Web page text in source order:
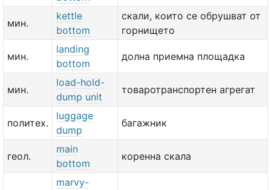
мин.
kettle
bottom
скали, които се обрушват от
горнището
мин.
landing
bottom
долна приемна площадка
мин.
load-hold-
dump unit
товаротранспортен агрегат
политех.
luggage
dump
багажник
геол.
main
bottom
коренна скала
marvy-